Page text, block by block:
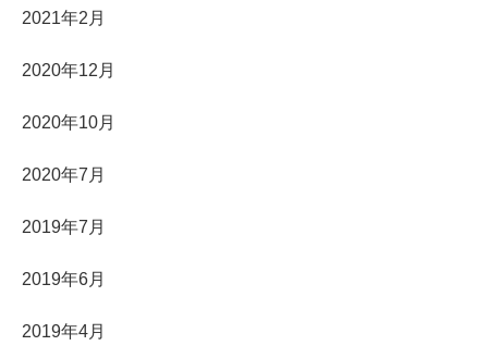
2021年2月
2020年12月
2020年10月
2020年7月
2019年7月
2019年6月
2019年4月